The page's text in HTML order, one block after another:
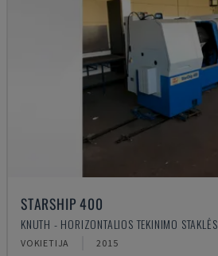
STARSHIP 400
KNUTH - HORIZONTALIOS TEKINIMO STAKLĖS
VOKIETIJA 2015